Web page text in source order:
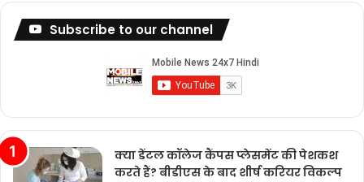
Subscribe to our channel
क्या डेंटल कॉलेज कैंपस प्लेसमेंट की पेशकश
करते हैं? बीडीएस के बाद शीर्ष करियर विकल्प